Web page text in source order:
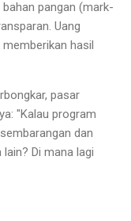
pangan (mark-
Uang
hasil
pasar
"Kalau program
dan
Di mana lagi